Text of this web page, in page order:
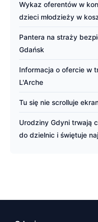
Wykaz oferentów w
dzieci młodzieży w
Pantera na straży
Gdańsk
Informacja o ofercie w
L'Arche
Tu się nie scrolluje
Urodziny Gdyni trwają
do dzielnic i świętuje